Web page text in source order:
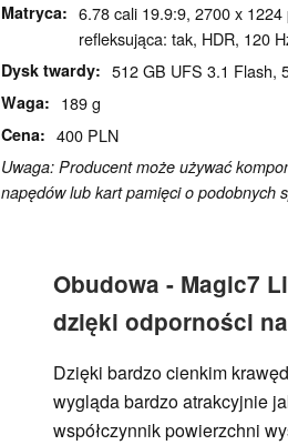
Matryca
6.78 cali 19.9:9, 2700 x
refleksująca: tak, HDR, 120
Dysk twardy 512 GB UFS 3.1 Flash,
Waga 189 g
Cena 400 PLN
Uwaga: Producent może używać
napędów lub kart pamięci o podobnych
Obudowa - Magic7
dzięki odporności
Dzięki bardzo cienkim
wygląda bardzo atrakcyjnie
współczynnik powierzchni